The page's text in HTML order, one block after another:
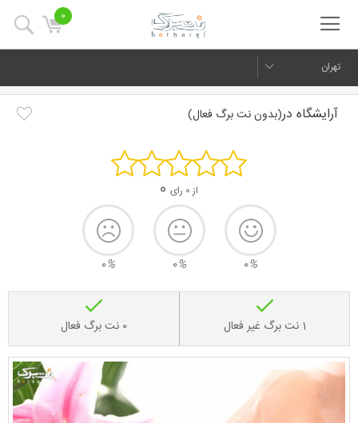
0
تهران
آرایشگاه در(بدون نت برگ فعال)
از 0 رای 0
0%
0%
0%
1 نت برگ غیر فعال 0 نت برگ فعال